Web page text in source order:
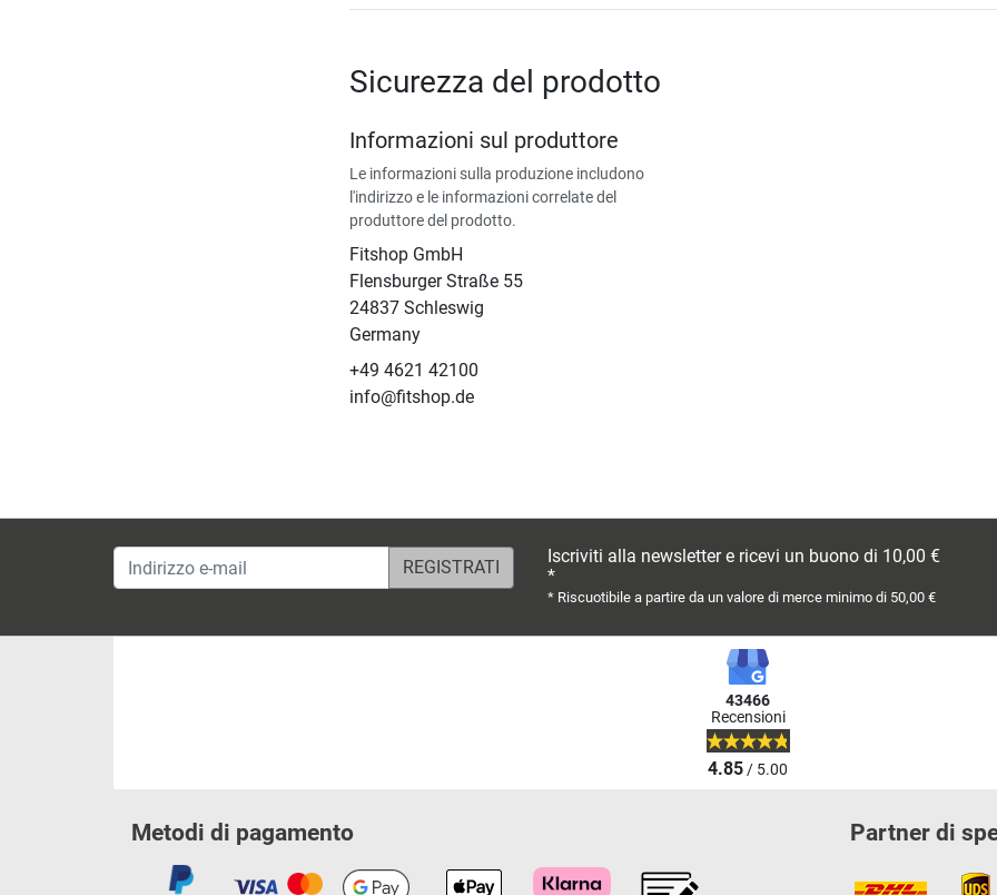
Sicurezza del prodotto
Informazioni sul produttore
Le informazioni sulla produzione includono
l'indirizzo e le informazioni correlate del
produttore del prodotto.
Fitshop GmbH
Flensburger Straße 55
24837 Schleswig
Germany
+49 4621 42100
info@fitshop.de
Indirizzo e-mail
Iscriviti alla newsletter e ricevi un buono di 10,00 €
*
* Riscuotibile a partire da un valore di merce minimo di 50,00 €
43466
Recensioni
4.85/ 5.00
Metodi di pagamento Partner di